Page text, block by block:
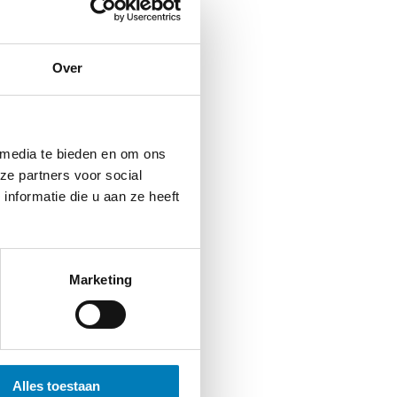
Over
te bieden en om ons
partners voor social
die u aan ze heeft
Marketing
Alles toestaan
buiten aanwijzing